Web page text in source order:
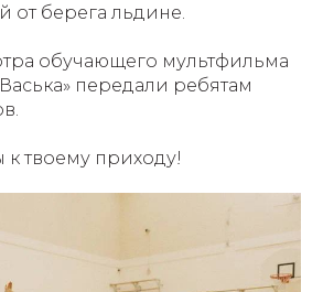
от берега льдине.
обучающего мультфильма
передали ребятам
к твоему приходу!